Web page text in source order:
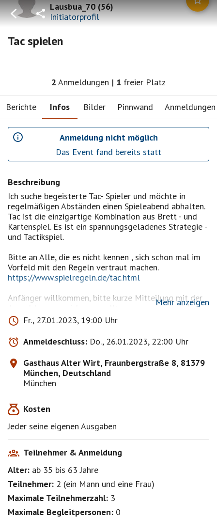
Lausbua_70(56)
Initiatorprofil
Tac spielen
2 Anmeldungen | 1 freier Platz
Berichte Infos Bilder Pinnwand Anmeldungen
Anmeldung nicht möglich
Das Event fand bereits statt
Beschreibung
Ich suche begeisterte Tac- Spieler und möchte in
regelmäßigen Abständen einen Spieleabend abhalten.
Tac ist die einzigartige Kombination aus Brett - und
Kartenspiel. Es ist ein spannungsgeladenes Strategie -
und Tactikspiel.
Bitte an Alle, die es nicht kennen , sich schon mal im
https://www.spielregeln.de/tac.html
Anfänger willkommen, bitte kurze Mitteilung mit der
Anmeldung an mich , nur sollten es wenn möglich
nicht zu viele Anfänger sein , aus Rücksicht auf die
Spieler die schon länger spielen. Dankeschön für's
Verständnis.
Wer noch ein Tac- Spiel hat , bitte mitbringen ( auf die
Pinwand schreiben ) , damit wir bei Bedarf mehre
Tische bilden können.
Verkehrsmitteln
Kirche
Dies ist eine reine Privatveranstaltung und ich
übernehme für nix eine Haftung.
Der oder die Tisch(e) werden ab 18:30 Uhr reserviert ,
falls jemand vorher etwas in Ruhe essen möchte .
Begleitperson nach Absprache .
Mehr anzeigen
Fr., 27.01.2023, 19:00 Uhr
Anmeldeschluss: Do., 26.01.2023, 22:00 Uhr
Gasthaus Alter Wirt, Fraunbergstraße 8, 81379
München, Deutschland
München
Kosten
Jeder seine eigenen Ausgaben
Teilnehmer & Anmeldung
Alter: ab 35 bis 63Jahre
Teilnehmer: 2 (ein Mann und eine Frau)
Maximale Teilnehmerzahl: 3
Maximale Begleitpersonen: 0